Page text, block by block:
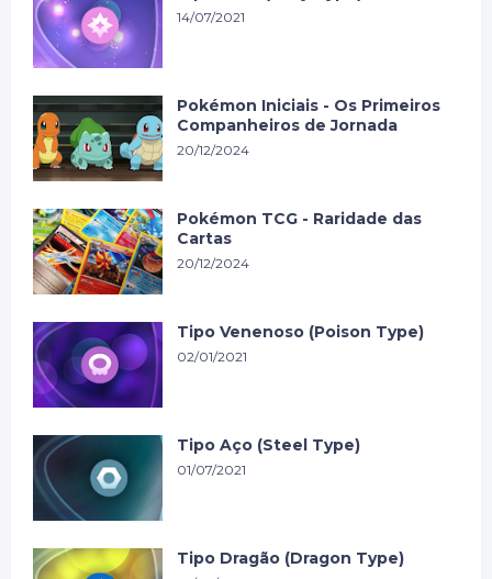
14/07/2021
Pokémon Iniciais - Os Primeiros
Companheiros de Jornada
20/12/2024
Pokémon TCG - Raridade das
Cartas
20/12/2024
Tipo Venenoso (Poison Type)
02/01/2021
Tipo Aço (Steel Type)
01/07/2021
Tipo Dragão (Dragon Type)